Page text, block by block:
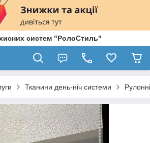
систем "РолоСтиль"
Тканини день-ніч системи